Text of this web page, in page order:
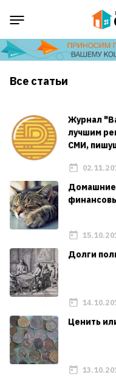
Все статьи
Журнал
лучшим
СМИ,
Долги
Ценить